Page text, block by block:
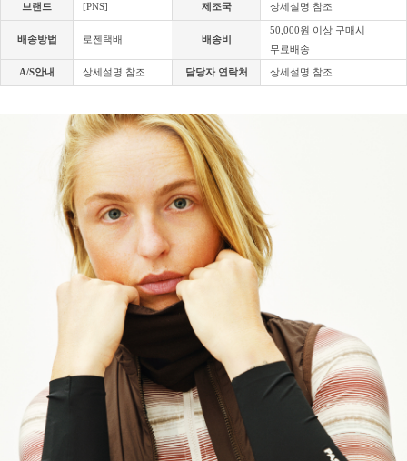
브랜드 [PNS] 제조국 상세설명 참조
배송방법 로젠택배 배송비
50,000원 이상 구매시
무료배송
A/S안내 상세설명 참조 담당자 연락처 상세설명 참조